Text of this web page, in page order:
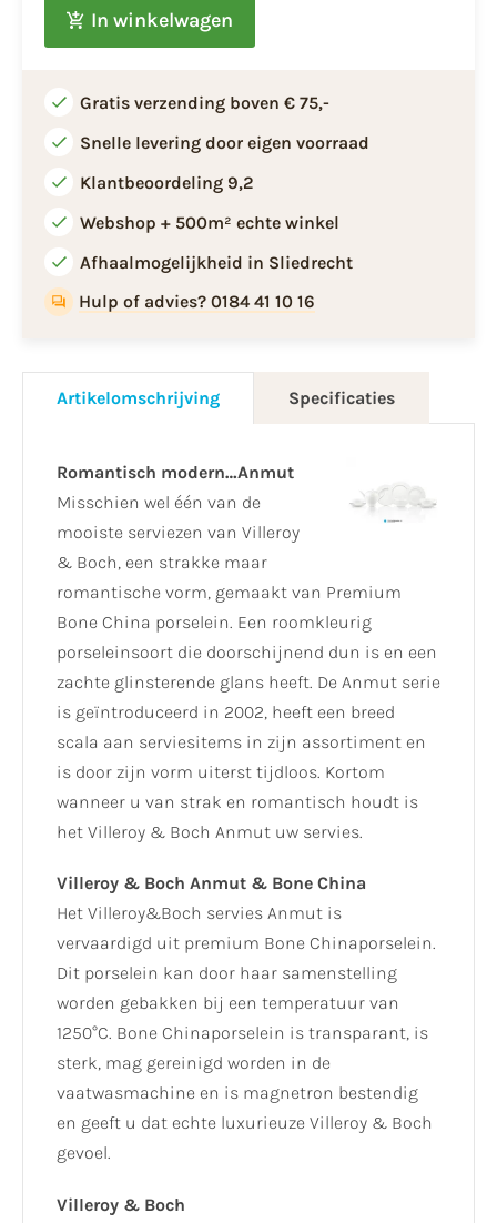
In winkelwagen
Gratis verzending boven € 75,-
Snelle levering door eigen voorraad
Klantbeoordeling 9,2
Webshop + 500m² echte winkel
Afhaalmogelijkheid in Sliedrecht
Hulp of advies? 0184 41 10 16
Artikelomschrijving Specificaties
Romantisch modern…Anmut
Misschien wel één van de
mooiste serviezen van Villeroy
& Boch, een strakke maar
romantische vorm, gemaakt van Premium
Bone China porselein. Een roomkleurig
porseleinsoort die doorschijnend dun is en een
zachte glinsterende glans heeft. De Anmut serie
is geïntroduceerd in 2002, heeft een breed
scala aan serviesitems in zijn assortiment en
is door zijn vorm uiterst tijdloos. Kortom
wanneer u van strak en romantisch houdt is
het Villeroy & Boch Anmut uw servies.
Villeroy & Boch Anmut & Bone China
Het Villeroy&Boch servies Anmut is
vervaardigd uit premium Bone Chinaporselein.
Dit porselein kan door haar samenstelling
worden gebakken bij een temperatuur van
1250°C. Bone Chinaporselein is transparant, is
sterk, mag gereinigd worden in de
vaatwasmachine en is magnetron bestendig
en geeft u dat echte luxurieuze Villeroy & Boch
gevoel.
Villeroy & Boch